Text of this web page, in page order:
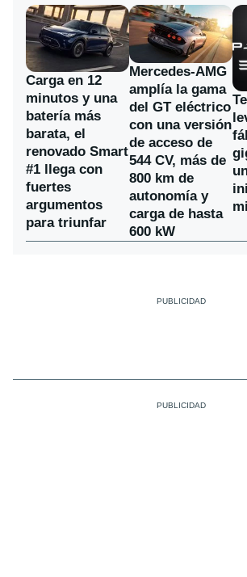
Carga en 12
minutos y una
batería más
barata, el
renovado Smart
#1 llega con
fuertes
argumentos
para triunfar
Mercedes-AMG
amplía la gama
del GT eléctrico
con una versión
de acceso de
544 CV, más de
800 km de
autonomía y
carga de hasta
600 kW